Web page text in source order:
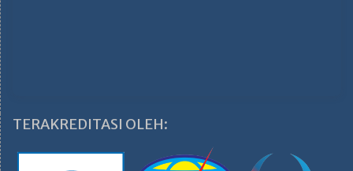
TERAKREDITASI OLEH: